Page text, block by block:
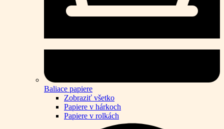
Baliace papiere
Zobraziť všetko
Papiere v hárkoch
Papiere v rolkách